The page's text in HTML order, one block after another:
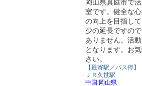
岡山県真庭市で
室です。健全な
の向上を目指し
少の延長ですの
ありません。活
となります。お
さい。
【最寄駅／バス停】
ＪＲ久世駅
中国:岡山県